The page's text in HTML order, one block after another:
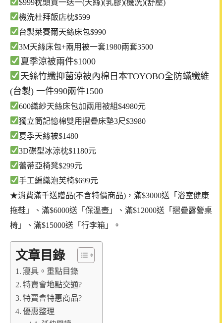
$999枕頭買一送一(天絲)(乳膠)(機洗)(舒壓)
機洗杜拜飯店枕$599
台製萊賽爾天絲床包$990
3M天絲床包+兩用被一套1980兩套3500
夏季涼被兩件$1000
天絲竹纖抑菌涼被內棉日本TOYOBO全防蟎纖維
(台製) 一件990兩件1500
600織紗天絲床包加兩用被組$4980元
獨立筒記憶棉雙用摺疊床墊3尺$3980
夏季天絲被$1480
3D碟型冰涼枕$1180元
蕾蒂亞椅凳$299元
手工編織泡芙椅$699元
★消費滿千送贈品(不含特價商品)，滿$3000送「浴室健康
拖鞋」、滿$6000送「保溫壺」、滿$12000送「摺疊露營桌
椅」、滿$15000送「行李箱」。
文章目錄
寢具。重點目錄
特賣會地點交通?
特賣會特惠商品?
優惠整理